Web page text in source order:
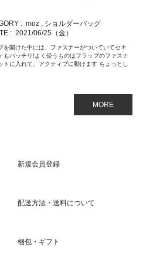
: moz , ショルダーバッグ
: 2021/06/25（金）
を開けた中には、ファスナーがついていてセキ
もバッチリ!よく使うものはフラップのファスナ
トに入れて、アクティブに動けます ちょっとし
MORE
新規会員登録
配送方法・送料について
梱包・ギフト